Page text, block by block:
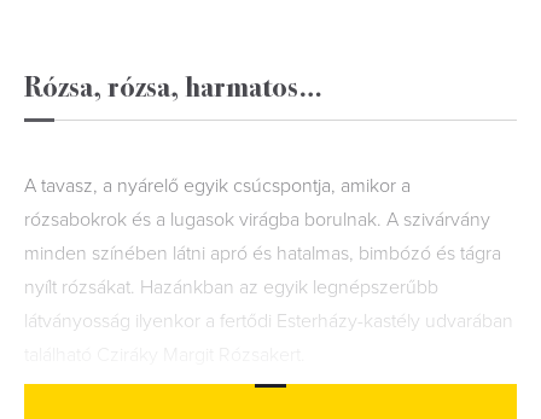
Rózsa, rózsa, harmatos…
A tavasz, a nyárelő egyik csúcspontja, amikor a
rózsabokrok és a lugasok virágba borulnak. A szivárvány
minden színében látni apró és hatalmas, bimbózó és tágra
nyílt rózsákat. Hazánkban az egyik legnépszerűbb
látványosság ilyenkor a fertődi Esterházy-kastély udvarában